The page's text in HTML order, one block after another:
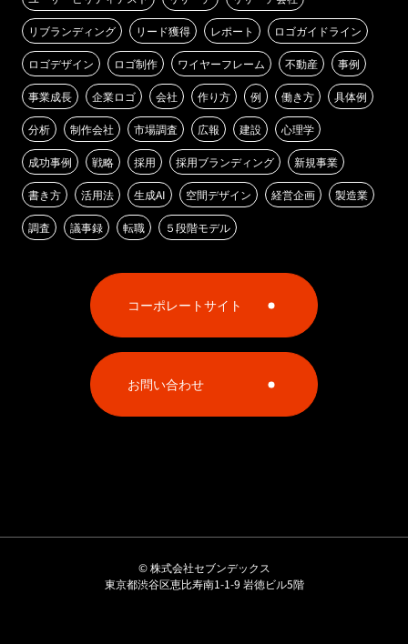
リブランディング リード獲得 レポート ロゴガイドライン
ロゴデザイン ロゴ制作 ワイヤーフレーム 不動産 事例
事業成長 企業ロゴ 会社 作り方 例 働き方 具体例
分析 制作会社 市場調査 広報 建設 心理学
成功事例 戦略 採用 採用ブランディング 新規事業
書き方 活用法 生成AI 空間デザイン 経営企画 製造業
調査 議事録 転職 ５段階モデル
コーポレートサイト
お問い合わせ
©株式会社セブンデックス
東京都渋谷区恵比寿南1-1-9 岩徳ビル5階